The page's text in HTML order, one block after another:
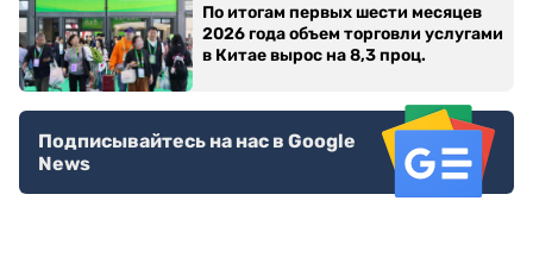
По итогам первых шести месяцев
2026 года объем торговли услугами
в Китае вырос на 8,3 проц.
Подписывайтесь на нас в Google
News